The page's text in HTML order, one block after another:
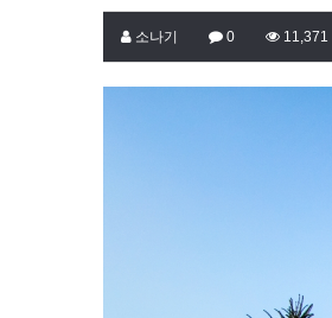
소나기 0 11,371